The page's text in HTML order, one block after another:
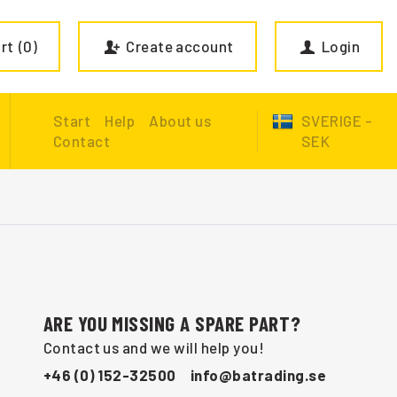
0 Create account Login
Start Help
About us
Contact
SVERIGE -
SEK
ARE YOU MISSING A SPARE PART?
Contact us and we will help you!
+46 (0) 152-32500
info@batrading.se